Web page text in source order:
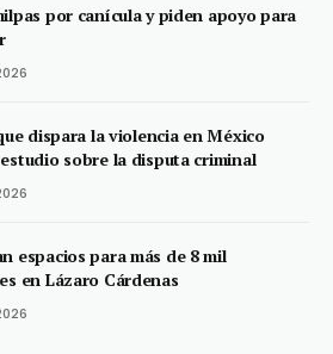
por canícula y piden apoyo para
dispara la violencia en México
sobre la disputa criminal
espacios para más de 8 mil
en Lázaro Cárdenas